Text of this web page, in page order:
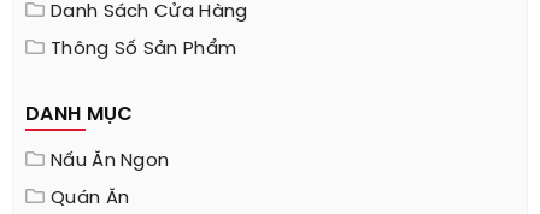
Danh Sách Cửa Hàng
Thông Số Sản Phẩm
DANH MỤC
Nấu Ăn Ngon
Quán Ăn